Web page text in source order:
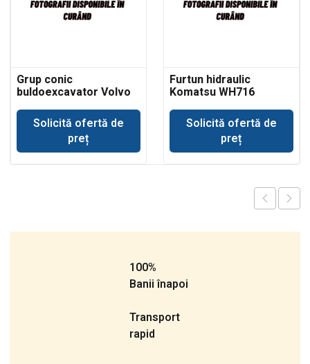
Grup conic
buldoexcavator Volvo
Solicită ofertă de
preț
Furtun hidraulic
Komatsu WH716
Solicită ofertă de
preț
100%
Banii înapoi
Transport
rapid